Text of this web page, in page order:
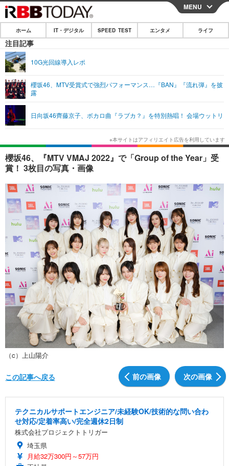
CLOSE
ホーム
IT・デジタル
ショッピング その他
SPEED TEST
エンタメ
エンタメTOP 映画・ドラマ
韓国・芸能
音楽 スポーツ
ショッピング その他
ライフ
ライフTOP グルメ
ペット ショッピング
その他
リリース一覧
プッシュ通知の停止方法
MENU
ホーム IT・デジタル SPEED TEST エンタメ ライフ
注目記事
10G光回線導入レポ
櫻坂46、MTV受賞式で強烈パフォーマンス…『BAN』『流れ弾』を披
露
日向坂46齊藤京子、ボカロ曲『ラブカ？』を特別熱唱！ 会場ウットリ
櫻坂46、『MTV VMAJ 2022』で「Group of the Year」受
賞！ 3枚目の写真・画像
（c）上山陽介
前の画像 次の画像
この記事へ戻る
テクニカルサポートエンジニア/未経験OK/技術的な問い合わ
せ対応/定着率高い/完全週休2日制
株式会社プロジェクトトリガー
埼玉県
月給32万300円～57万円